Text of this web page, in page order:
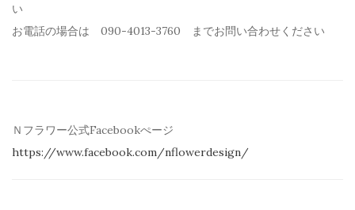
い
お電話の場合は 090-4013-3760 までお問い合わせください
Ｎフラワー公式Facebookぺージ
https://www.facebook.com/nflowerdesign/